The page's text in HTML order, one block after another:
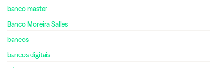
banco master
Banco Moreira Salles
bancos
bancos digitais